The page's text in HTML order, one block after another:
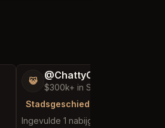
😺 @ChattyChain37
$300k+ in Sales & Low Refunds
Stadsgeschiedenis
Ingevulde 1 nabijgelegen aanvraag